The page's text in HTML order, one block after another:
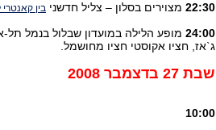
22:30 מצוירים בסלון – צליל חדשני בין קאנטרי
24:00 מופע הלילה במועדון שבלול בנמל תל-
ג`אז, חציו אקוסטי חציו מחושמל.
שבת 27 בדצמבר 2008
10:00